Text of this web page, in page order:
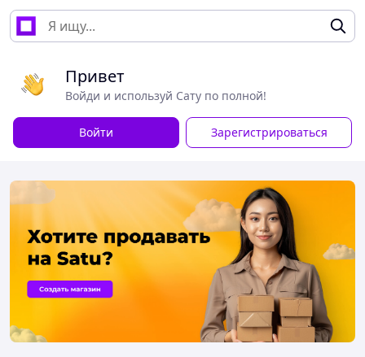
Привет
Войди и используй Сату по полной!
Войти Зарегистрироваться